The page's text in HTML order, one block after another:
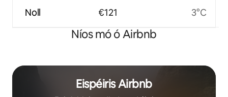
Noll €121 3°C
Níos mó ó Airbnb
Eispéiris Airbnb